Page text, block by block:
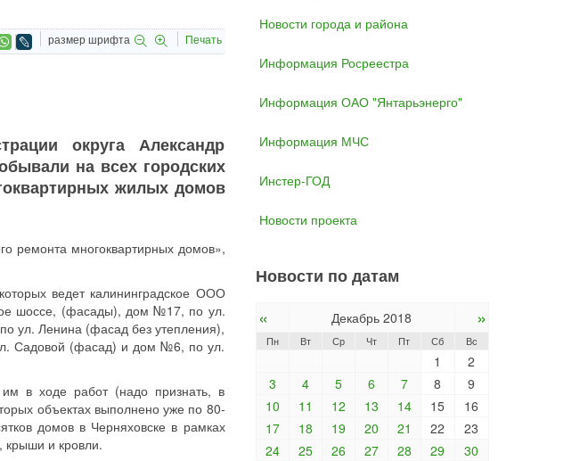
размер шрифта Печать
округа Александр
на всех городских
жилых домов
ремонта многоквартирных домов»,
ведет калининградское ООО
шоссе, (фасады), дом №17, по ул.
ул. Ленина (фасад без утепления),
Садовой (фасад) и дом №6, по ул.
в ходе работ (надо признать, в
объектах выполнено уже по 80-
домов в Черняховске в рамках
крыши и кровли.
Новости города и района
Информация Росреестра
Информация ОАО "Янтарьэнерго"
Информация МЧС
Инстер-ГОД
Новости проекта
Новости по датам
« Декабрь 2018 »
Пн Вт Ср Чт Пт Сб Вс
1
2
3
4 5 6 7 8
9
10
11 12 13 14 15
16
17
18 19 20 21 22
23
24
25 26 27 28 29
30